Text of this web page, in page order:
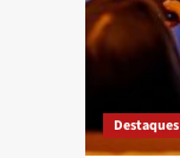
Destaques